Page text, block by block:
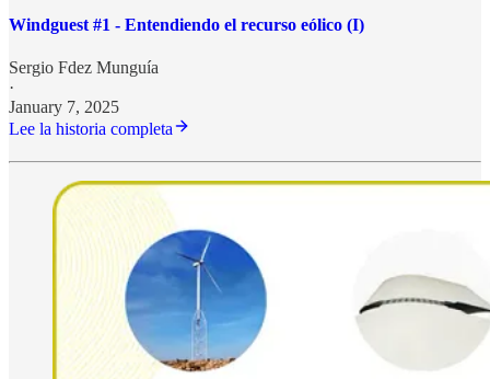
Windguest #1 - Entendiendo el recurso eólico (I)
Sergio Fdez Munguía
·
January 7, 2025
Lee la historia completa